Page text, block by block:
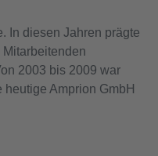
In diesen Jahren prägte
2003 bis 2009 war
Amprion GmbH